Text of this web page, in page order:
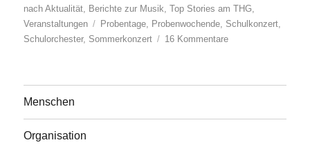
am
nach Aktualität Berichte zur Musik ,Top Stories am THG
Veranstaltungen
Schlagwörter
Probentage Probenwochende Schulkonzert
Schulorchester, Sommerkonzert 16 Kommentarezu
Menschen
Organisation